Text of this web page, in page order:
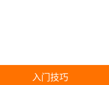
入门技巧